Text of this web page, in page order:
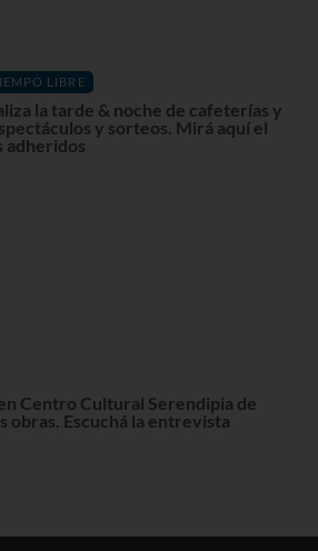
LIBRE
la tarde & noche de cafeterías y
y sorteos. Mirá aquí el
adheridos
Centro Cultural Serendipia de
obras. Escuchá la entrevista